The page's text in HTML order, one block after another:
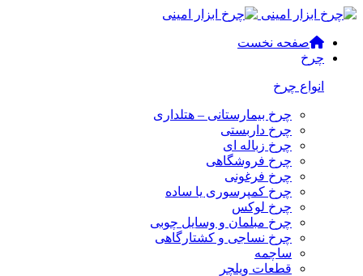
صفحه نخست
چرخ
انواع چرخ
چرخ بیمارستانی – هتلداری
چرخ داربستی
چرخ زباله ای
چرخ فروشگاهی
چرخ فرغونی
چرخ کمپرسوری یا ساده
چرخ لوکس
چرخ مبلمان و وسایل چوبی
چرخ نساجی و کشتارگاهی
ساچمه
قطعات ویلچر